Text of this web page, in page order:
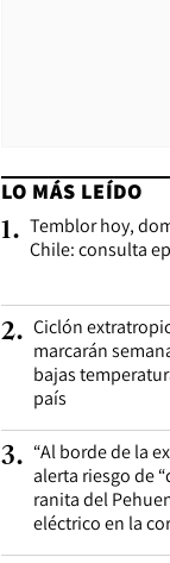
LO MÁS LEÍDO
1. Temblor hoy,
Chile: consulta
2. Ciclón
marcarán
bajas
país
3. “Al borde de la
alerta riesgo de
ranita del
eléctrico en la